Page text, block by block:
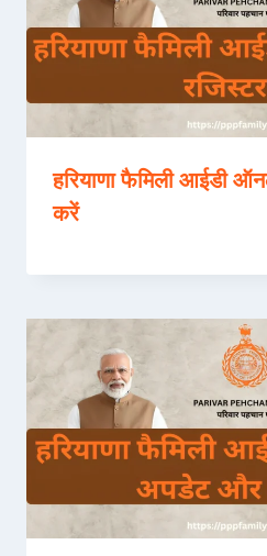
हरियाणा फैमिली आईडी
करें